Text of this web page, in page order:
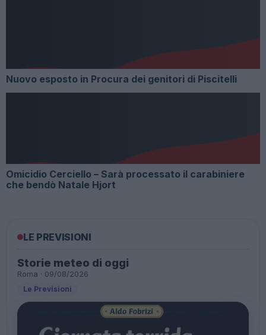
Nuovo esposto in Procura dei genitori di Piscitelli
Omicidio Cerciello – Sarà processato il carabiniere
che bendò Natale Hjort
LE PREVISIONI
Storie meteo di oggi
Roma · 09/08/2026
Le Previsioni